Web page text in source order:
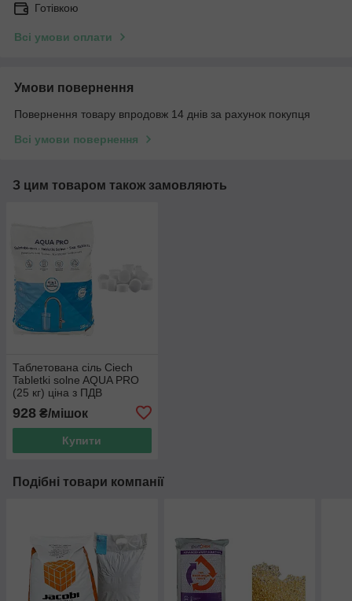
Готівкою
Всі умови оплати
Умови повернення
Повернення товару впродовж 14 днів за рахунок покупця
Всі умови повернення
З цим товаром також замовляють
Таблетована сіль Сiech
Tabletki solne AQUA PRO
(25 кг) ціна з ПДВ
928 ₴/мішок
Купити
Подібні товари компанії